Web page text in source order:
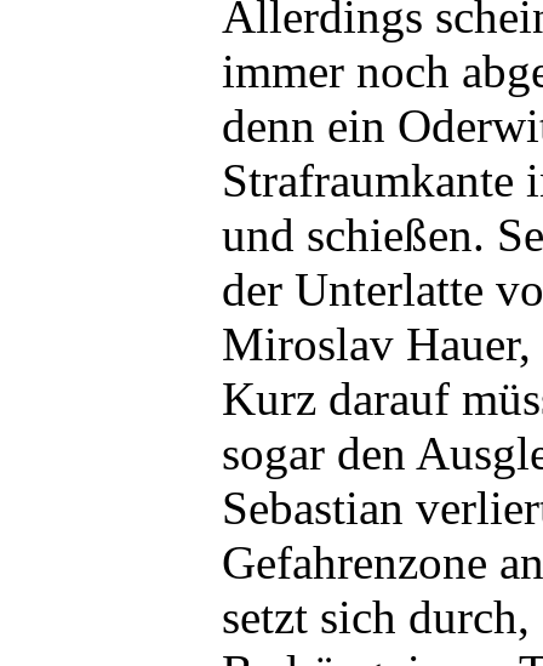
Allerdings
immer noch
denn ein
Strafraumkante
und schießen.
der Unterlatte
Miroslav
Kurz darauf
sogar den
Sebastian
Gefahrenzone
setzt sich